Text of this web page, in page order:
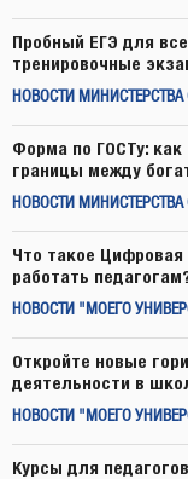
Пробный ЕГЭ для
тренировочные
НОВОСТИ МИНИСТЕРСТВА
Форма по ГОСТу:
границы между
НОВОСТИ МИНИСТЕРСТВА
Что такое Цифровая
работать
НОВОСТИ "МОЕГО
Откройте новые
деятельности в
НОВОСТИ "МОЕГО
Курсы для